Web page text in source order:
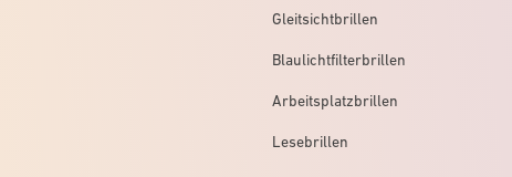
Gleitsichtbrillen
Blaulichtfilterbrillen
Arbeitsplatzbrillen
Lesebrillen